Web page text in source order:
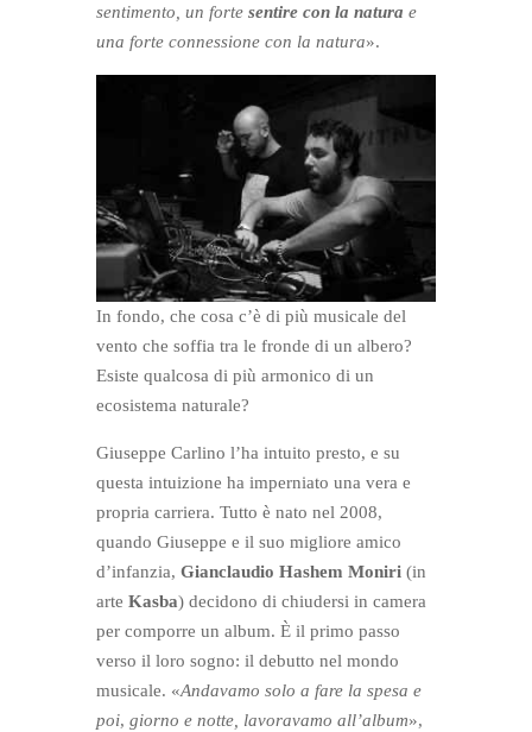
sentimento, un forte sentire con la natura e
una forte connessione con la natura».
In fondo, che cosa c’è di più musicale del
vento che soffia tra le fronde di un albero?
Esiste qualcosa di più armonico di un
ecosistema naturale?
Giuseppe Carlino l’ha intuito presto, e su
questa intuizione ha imperniato una vera e
propria carriera. Tutto è nato nel 2008,
quando Giuseppe e il suo migliore amico
d’infanzia, Gianclaudio Hashem Moniri (in
arte Kasba) decidono di chiudersi in camera
per comporre un album. È il primo passo
verso il loro sogno: il debutto nel mondo
musicale. «Andavamo solo a fare la spesa e
poi, giorno e notte, lavoravamo all’album»,